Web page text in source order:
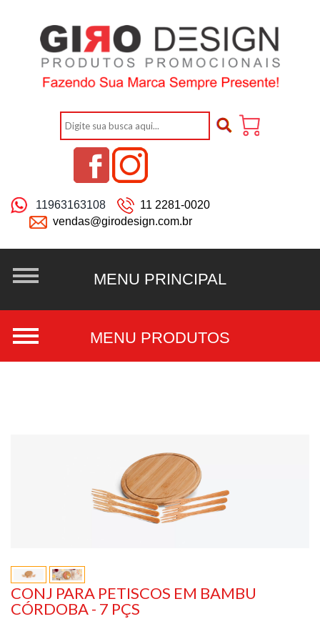
11963163108
11 2281-0020
vendas@girodesign.com.br
CONJ PARA PETISCOS EM BAMBU
CÓRDOBA - 7 PÇS